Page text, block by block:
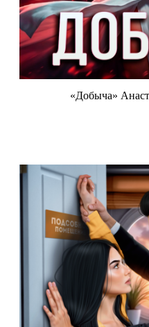
«Добыча»